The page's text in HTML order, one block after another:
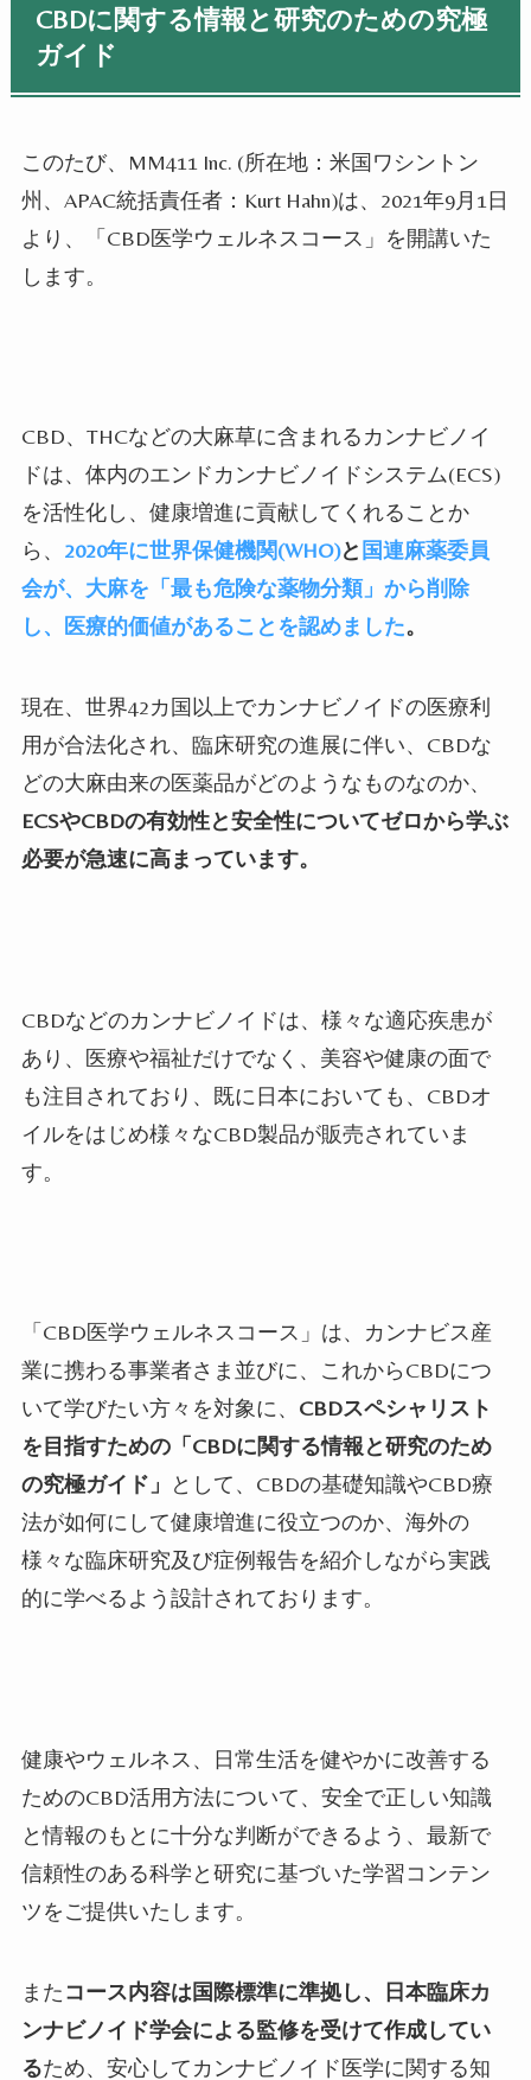
CBDに関する情報と研究のための究極
ガイド
このたび、MM411 Inc. (所在地：米国ワシントン
州、 APAC統括責任者： Kurt Hahn)は、 2021年9月 1 日
より、「CBD医学ウェルネスコース」を開講いた
します。
CBD、 THCなどの大麻草に含まれるカンナビノイ
ドは、体内のエンドカンナビノイドシステム(ECS)
を活性化し、健康増進に貢献してくれることか
ら、 2020年に世界保健機関(WHO)と 国連麻薬委員
会が、大麻を「最も危険な薬物分類」から削除
し、医療的価値があることを認めました。
現在、世界42カ国以上でカンナビノイドの医療利
用が合法化され、臨床研究の進展に伴い、 CBDな
どの大麻由来の医薬品がどのようなものなのか、
ECSやCBDの有効性と安全性についてゼロから学ぶ
必要が急速に高まっています。
CBDなどのカンナビノイドは、様々な適応疾患が
あり、医療や福祉だけでなく、美容や健康の面で
も注目されており、既に日本においても、 CBDオ
イルをはじめ様々なCBD製品が販売されていま
す。
「CBD医学ウェルネスコース」は、カンナビス産
業に携わる事業者さま並びに、これからCBDにつ
いて学びたい方々を対象に、 CBDスペシャリスト
を目指すための「CBDに関する情報と研究のため
の究極ガイド」
として、 CBDの基礎知識やCBD療
法が如何にして健康増進に役立つのか、海外の
様々な臨床研究及び症例報告を紹介しながら実践
的に学べるよう設計されております。
健康やウェルネス、日常生活を健やかに改善する
ためのCBD活用方法について、安全で正しい知識
と情報のもとに十分な判断ができるよう、最新で
信頼性のある科学と研究に基づいた学習コンテン
ツをご提供いたします。
またコース内容は国際標準に準拠し、日本臨床カ
ンナビノイド学会による監修を受けて作成してい
るため、安心してカンナビノイド医学に関する知